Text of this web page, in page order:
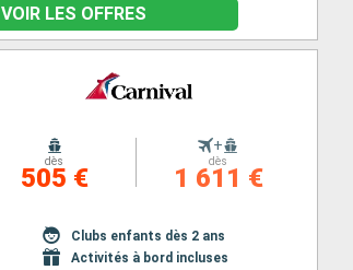
VOIR LES OFFRES
dès
505 €
+
dès
1 611 €
Clubs enfants dès 2 ans
Activités à bord incluses